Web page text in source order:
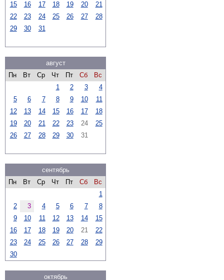
15
16 17 18 19 20
21
22
23 24 25 26 27
28
29
30 31
август
Пн
Вт Ср Чт Пт Сб
Вс
1
2 3
4
5
6 7 8 9 10
11
12
13 14 15 16 17
18
19
20 21 22 23 24
25
26
27 28 29 30 31
сентябрь
Пн
Вт Ср Чт Пт Сб
Вс
1
2
3 4 5 6 7
8
9
10 11 12 13 14
15
16
17 18 19 20 21
22
23
24 25 26 27 28
29
30
октябрь